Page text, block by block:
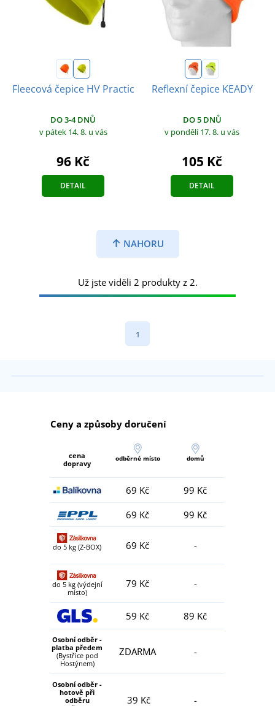
Fleecová čepice HV Practic
DO 3-4 DNŮ
v pátek 14. 8. u vás
96 Kč
DETAIL
Reflexní čepice KEADY
DO 5 DNŮ
v pondělí 17. 8. u vás
105 Kč
DETAIL
NAHORU
Už jste viděli 2 produkty z 2.
1
Ceny a způsoby doručení
cena
dopravy
odběrné místo domů
69 Kč
99 Kč
69 Kč
99 Kč
do 5 kg (Z-BOX) 69 Kč -
do 5 kg (výdejní
místo)
79 Kč -
59 Kč 89 Kč
Osobní odběr -
platba předem
(Bystřice pod
Hostýnem)
ZDARMA -
Osobní odběr -
hotově při
odběru
39 Kč -